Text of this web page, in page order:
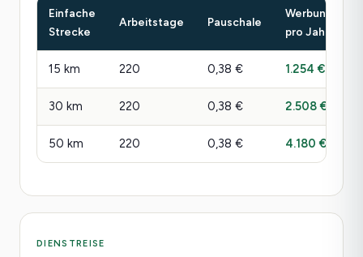
Einfache
Strecke
Arbeitstage Pauschale
pro Jahr
15 km 220 0,38 € 1.254 €
30 km 220 0,38 € 2.508 €
50 km 220 0,38 € 4.180 €
DIENSTREISE